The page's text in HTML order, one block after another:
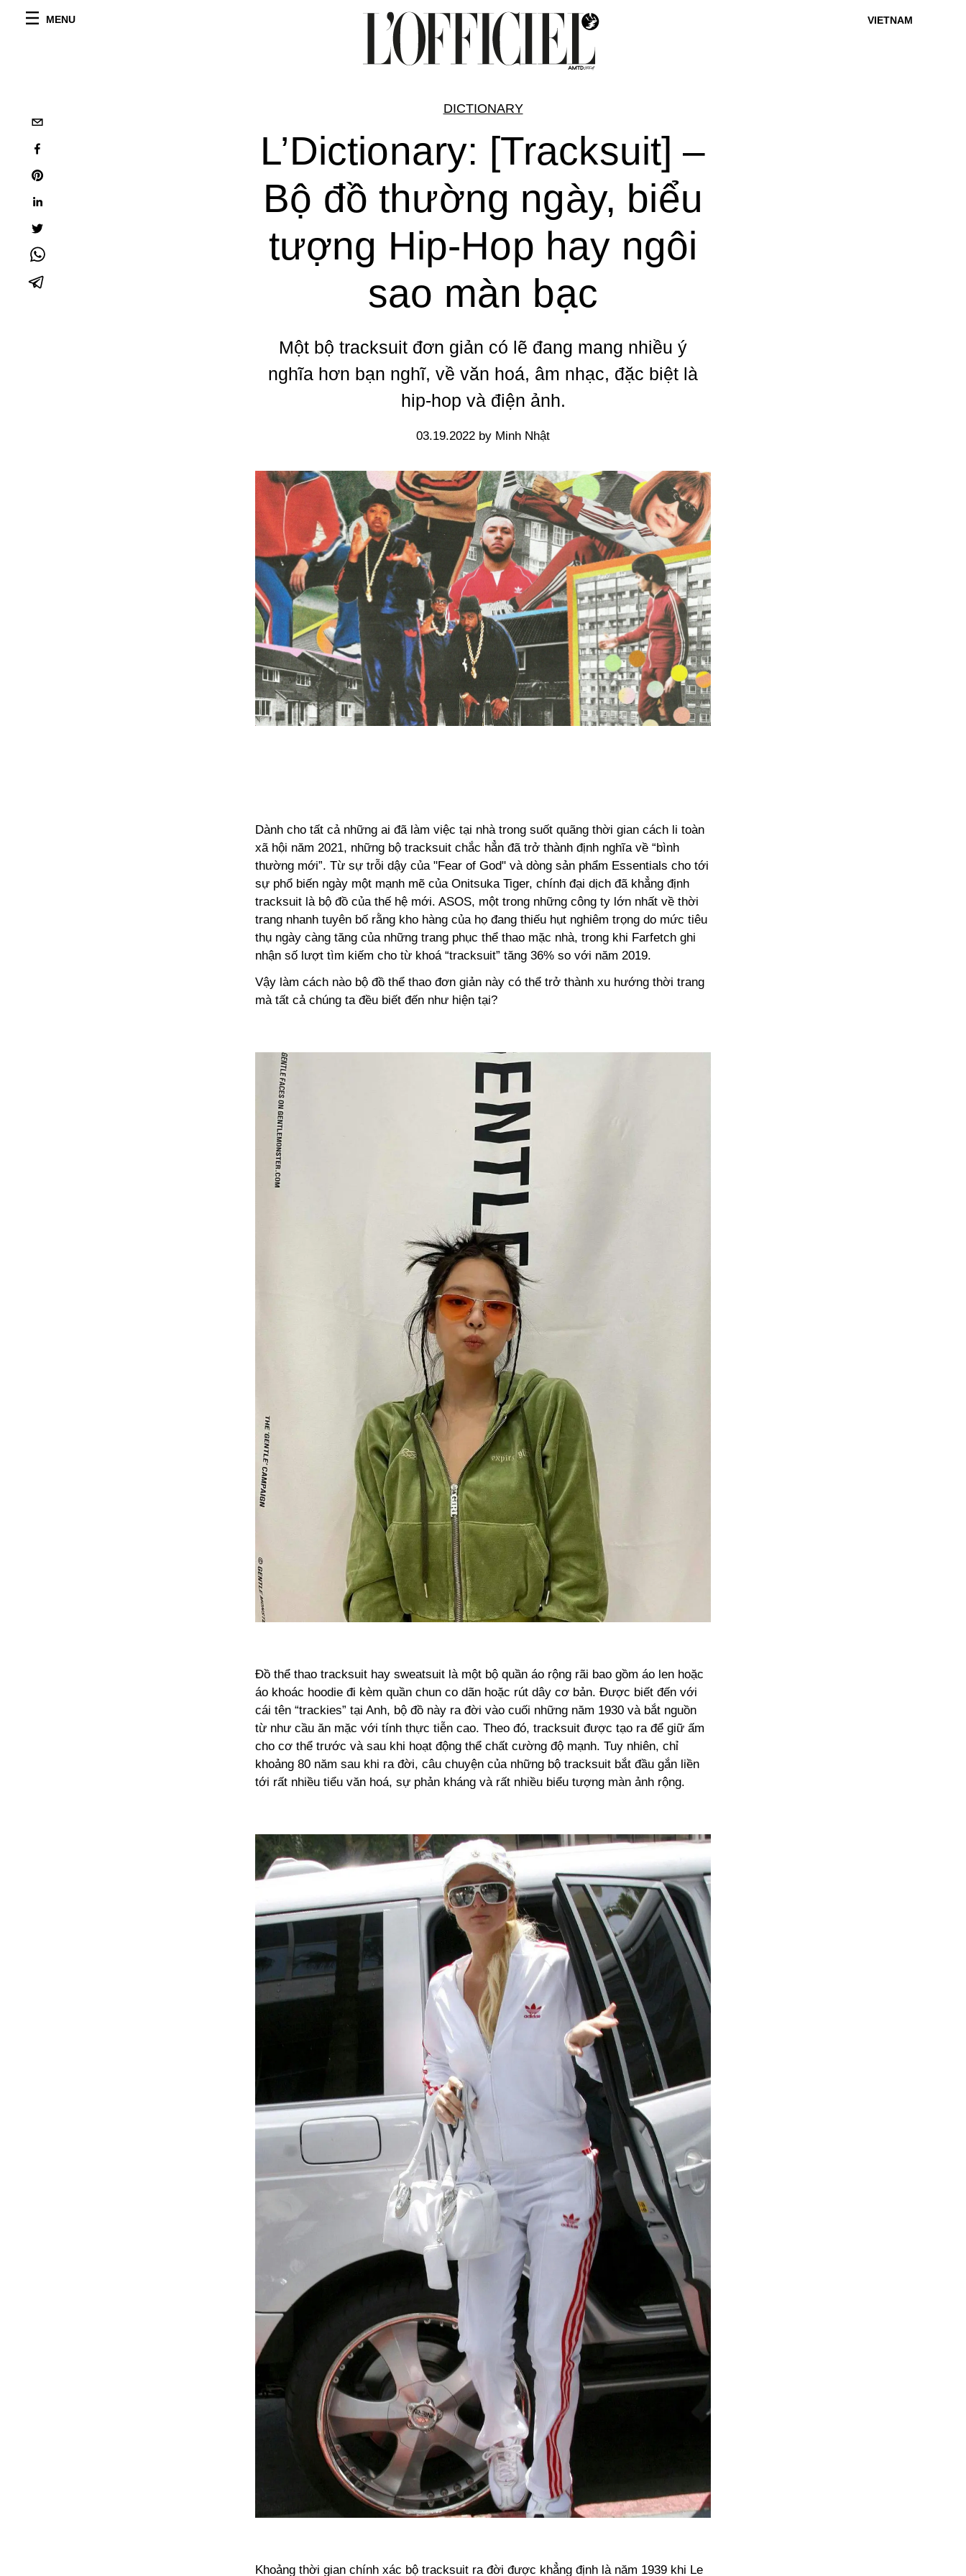
MENU VIETNAM
DICTIONARY
L’Dictionary: [Tracksuit] –
Bộ đồ thường ngày, biểu
tượng Hip-Hop hay ngôi
sao màn bạc
Một bộ tracksuit đơn giản có lẽ đang mang nhiều ý
nghĩa hơn bạn nghĩ, về văn hoá, âm nhạc, đặc biệt là
hip-hop và điện ảnh.
03.19.2022 by Minh Nhật
Dành cho tất cả những ai đã làm việc tại nhà trong suốt quãng thời gian cách li toàn
xã hội năm 2021, những bộ tracksuit chắc hẳn đã trở thành định nghĩa về “bình
thường mới”. Từ sự trỗi dậy của "Fear of God" và dòng sản phẩm Essentials cho tới
sự phổ biến ngày một mạnh mẽ của Onitsuka Tiger, chính đại dịch đã khẳng định
tracksuit là bộ đồ của thế hệ mới. ASOS, một trong những công ty lớn nhất về thời
trang nhanh tuyên bố rằng kho hàng của họ đang thiếu hụt nghiêm trọng do mức tiêu
thụ ngày càng tăng của những trang phục thể thao mặc nhà, trong khi Farfetch ghi
nhận số lượt tìm kiếm cho từ khoá “tracksuit” tăng 36% so với năm 2019.
Vậy làm cách nào bộ đồ thể thao đơn giản này có thể trở thành xu hướng thời trang
mà tất cả chúng ta đều biết đến như hiện tại?
Đồ thể thao tracksuit hay sweatsuit là một bộ quần áo rộng rãi bao gồm áo len hoặc
áo khoác hoodie đi kèm quần chun co dãn hoặc rút dây cơ bản. Được biết đến với
cái tên “trackies” tại Anh, bộ đồ này ra đời vào cuối những năm 1930 và bắt nguồn
từ như cầu ăn mặc với tính thực tiễn cao. Theo đó, tracksuit được tạo ra để giữ ấm
cho cơ thể trước và sau khi hoạt động thể chất cường độ mạnh. Tuy nhiên, chỉ
khoảng 80 năm sau khi ra đời, câu chuyện của những bộ tracksuit bắt đầu gắn liền
tới rất nhiều tiểu văn hoá, sự phản kháng và rất nhiều biểu tượng màn ảnh rộng.
Khoảng thời gian chính xác bộ tracksuit ra đời được khẳng định là năm 1939 khi Le